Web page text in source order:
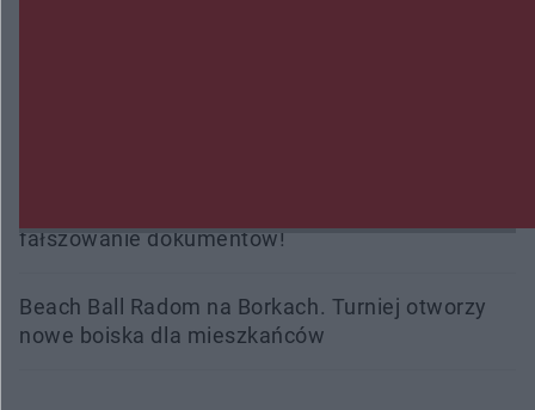
fałszowanie dokumentów!
Beach Ball Radom na Borkach. Turniej otworzy
nowe boiska dla mieszkańców